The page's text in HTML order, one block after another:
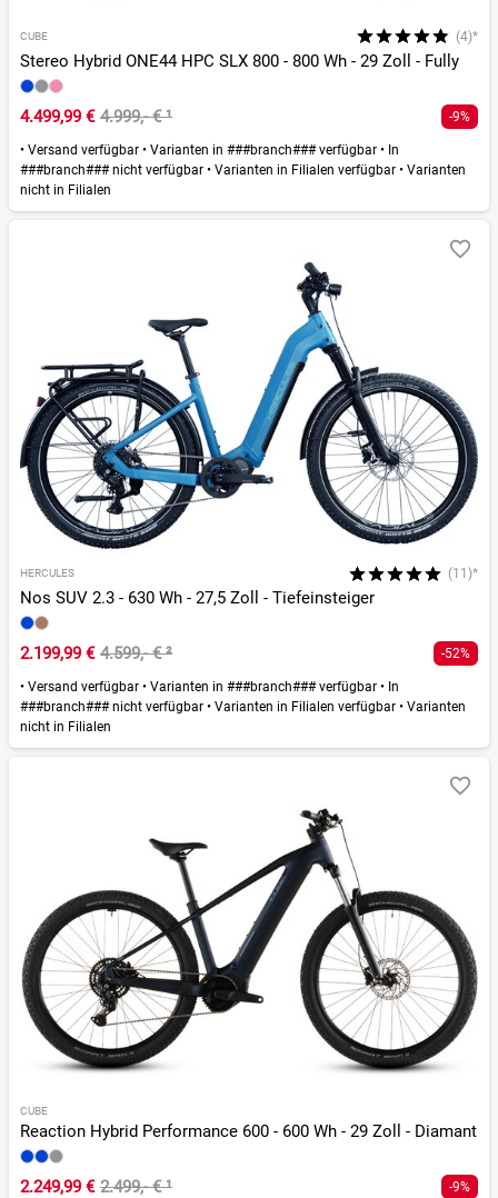
CUBE (4)*
Stereo Hybrid ONE44 HPC SLX 800 - 800 Wh - 29 Zoll - Fully
4.499,99 € 4.999,- €¹ -9%
• Versand verfügbar • Varianten in ###branch### verfügbar • In
###branch### nicht verfügbar • Varianten in Filialen verfügbar • Varianten
nicht in Filialen
HERCULES (11)*
Nos SUV 2.3 - 630 Wh - 27,5 Zoll - Tiefeinsteiger
2.199,99 € 4.599,- €² -52%
• Versand verfügbar • Varianten in ###branch### verfügbar • In
###branch### nicht verfügbar • Varianten in Filialen verfügbar • Varianten
nicht in Filialen
CUBE
Reaction Hybrid Performance 600 - 600 Wh - 29 Zoll - Diamant
2.249,99 € 2.499,- €¹ -9%